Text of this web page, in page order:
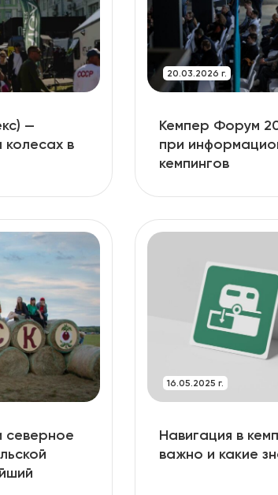
—
колесах в
20.03.2026 г.
Кемпер Форум
при
кемпингов
северное
16.05.2025 г.
Навигация в
важно и какие